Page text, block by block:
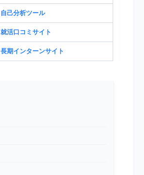
自己分析ツール
就活口コミサイト
長期インターンサイト